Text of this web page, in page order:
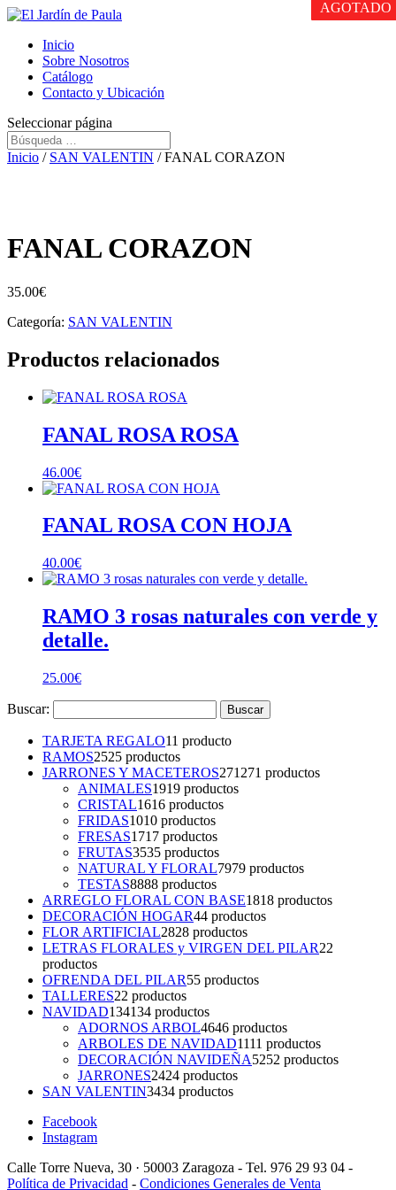
Inicio
Sobre Nosotros
Catálogo
Contacto y Ubicación
Seleccionar página
Inicio / SAN VALENTIN / FANAL CORAZON
AGOTADO
FANAL CORAZON
35.00€
Categoría: SAN VALENTIN
Productos relacionados
AGOTADO
FANAL ROSA ROSA
46.00€
AGOTADO
FANAL ROSA CON HOJA
40.00€
RAMO 3 rosas naturales con verde y
detalle.
25.00€
Buscar:
TARJETA REGALO11 producto
RAMOS2525 productos
JARRONES Y MACETEROS271 271 productos
ANIMALES1919 productos
CRISTAL1616 productos
FRIDAS1010 productos
FRESAS1717 productos
FRUTAS3535 productos
NATURAL Y FLORAL7979 productos
TESTAS8888 productos
ARREGLO FLORAL CON BASE1818 productos
DECORACIÓN HOGAR44 productos
FLOR ARTIFICIAL2828 productos
LETRAS FLORALES y VIRGEN DEL PILAR22
productos
OFRENDA DEL PILAR55 productos
TALLERES22 productos
NAVIDAD134134 productos
ADORNOS ARBOL4646 productos
ARBOLES DE NAVIDAD1111 productos
DECORACIÓN NAVIDEÑA5252 productos
JARRONES2424 productos
SAN VALENTIN3434 productos
Facebook
Instagram
Calle Torre Nueva, 30 · 50003 Zaragoza - Tel. 976 29 93 04 -
Política de Privacidad - Condiciones Generales de Venta